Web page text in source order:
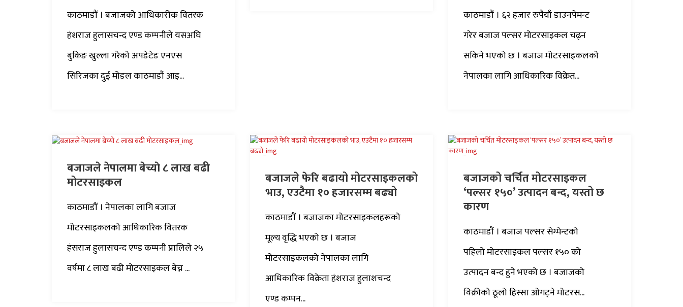
काठमाडौं । बजाजको आधिकारीक वितरक
हंशराज हुलासचन्द एण्ड कम्पनीले यसअघि
बुकिङ खुल्ला गरेको अपडेटेड एनएस
सिरिजका दुई मोडल काठमाडौं आइ...
काठमाडौं । ६२ हजार रुपैयाँ डाउनपेमन्ट
गरेर बजाज पल्सर मोटरसाइकल चढ्न
सकिने भएको छ । बजाज मोटरसाइकलको
नेपालका लागि आधिकारिक विक्रेत...
बजाजले नेपालमा बेच्याे ८ लाख बढी
मोटरसाइकल
काठमाडौं । नेपालका लागि बजाज
मोटरसाइकलको आधिकारिक वितरक
हंसराज हुलासचन्द एण्ड कम्पनी प्रालिले २५
वर्षमा ८ लाख बढी मोटरसाइकल बेच्न ...
बजाजले फेरि बढायो मोटरसाइकलको
भाउ, एउटैमा १० हजारसम्म बढ्यो
काठमाडौं । बजाजका मोटरसाइकलहरूको
मूल्य वृद्धि भएको छ । बजाज
मोटरसाइकलको नेपालका लागि
आधिकारिक विक्रेता हंशराज हुलाशचन्द
एण्ड कम्पन...
बजाजको चर्चित मोटरसाइकल
‘पल्सर १५०’ उत्पादन बन्द, यस्तो छ
कारण
काठमाडौं । बजाज पल्सर सेग्मेन्टको
पहिलो मोटरसाइकल पल्सर १५० को
उत्पादन बन्द हुने भएको छ । बजाजको
विक्रीको ठूलो हिस्सा ओगट्ने मोटरस...